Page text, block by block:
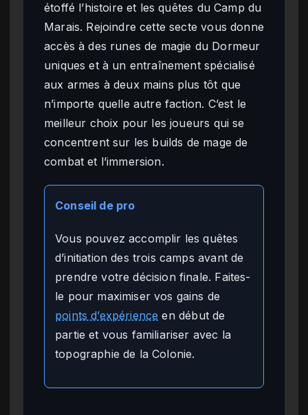
étoffé l’histoire et les quêtes du Camp du
Marais. Rejoindre cette secte vous donne
accès à des runes de magie du Dormeur
uniques et à un entraînement spécialisé
aux armes à deux mains plus tôt que
n’importe quelle autre faction. C’est le
meilleur choix pour les joueurs qui se
concentrent sur les builds de mage de
combat et l’immersion.
Conseil de pro
Vous pouvez accomplir les quêtes
d’initiation des trois camps avant de
prendre votre décision finale. Faites-
le pour maximiser vos gains de
points d’expérience en début de
partie et vous familiariser avec la
topographie de la Colonie.